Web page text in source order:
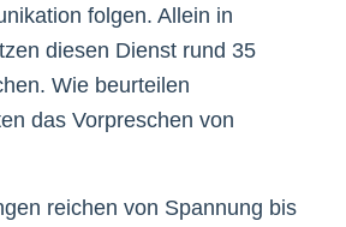
folgen. Allein in
diesen Dienst rund 35
Wie beurteilen
das Vorpreschen von
reichen von Spannung bis